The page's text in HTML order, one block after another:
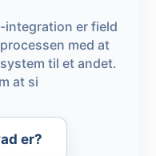
integration er field
med at
til et andet.
at si
er?